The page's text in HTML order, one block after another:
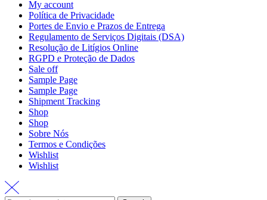
My account
Política de Privacidade
Portes de Envio e Prazos de Entrega
Regulamento de Serviços Digitais (DSA)
Resolução de Litígios Online
RGPD e Proteção de Dados
Sale off
Sample Page
Sample Page
Shipment Tracking
Shop
Shop
Sobre Nós
Termos e Condições
Wishlist
Wishlist